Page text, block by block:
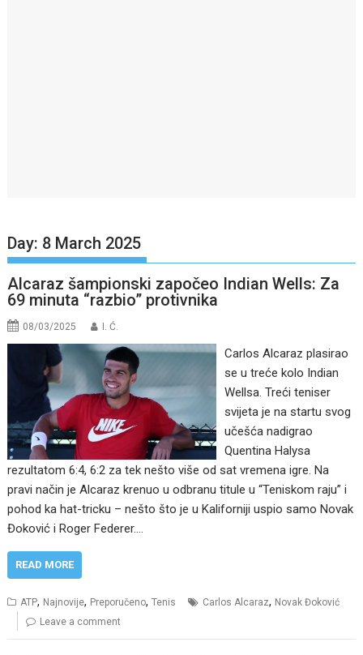
Day: 8 March 2025
Alcaraz šampionski započeo Indian Wells: Za
69 minuta “razbio” protivnika
08/03/2025 I. Ć.
Carlos Alcaraz plasirao
se u treće kolo Indian
Wellsa. Treći teniser
svijeta je na startu svog
učešća nadigrao
Quentina Halysa
rezultatom 6:4, 6:2 za tek nešto više od sat vremena igre. Na
pravi način je Alcaraz krenuo u odbranu titule u “Teniskom raju” i
pohod ka hat-tricku – nešto što je u Kaliforniji uspio samo Novak
Đoković i Roger Federer.…
READ MORE
ATP, Najnovije, Preporučeno,Tenis Carlos Alcaraz, Novak Đoković
Leave a comment